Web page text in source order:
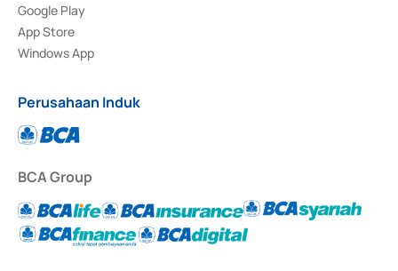
Google Play
App Store
Windows App
Perusahaan Induk
BCA Group